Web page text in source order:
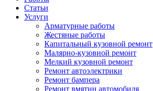
Статьи
Услуги
Арматурные работы
Жестяные работы
Капитальный кузовной ремонт
Малярно-кузовной ремонт
Мелкий кузовной ремонт
Ремонт автоэлектрики
Ремонт бампера
Ремонт вмятин автомобиля